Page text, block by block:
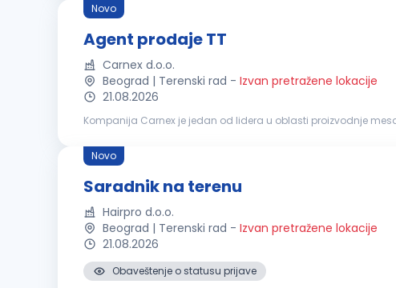
Novo
Agent prodaje TT
Carnex d.o.o.
Beograd | Terenski rad - Izvan pretražene lokacije
21.08.2026
Kompanija Carnex je jedan od lidera u oblasti proizvodnje
Novo
Saradnik na terenu
Hairpro d.o.o.
Beograd | Terenski rad - Izvan pretražene lokacije
21.08.2026
Obaveštenje o statusu prijave